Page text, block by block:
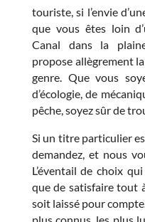
touriste, si l’envie
que vous êtes loin
Canal dans la
propose allègrement
genre. Que vous
d’écologie, de
pêche, soyez sûr de
Si un titre particulier
demandez, et nous
L’éventail de choix
que de satisfaire tout
soit laissé pour